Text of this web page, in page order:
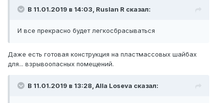
В 11.01.2019 в 14:03, Ruslan R сказал:
И все прекрасно будет легкосбрасываться
Даже есть готовая конструкция на пластмассовых шайбах
для... взрывоопасных помещений.
В 11.01.2019 в 13:28, Alla Loseva сказал: